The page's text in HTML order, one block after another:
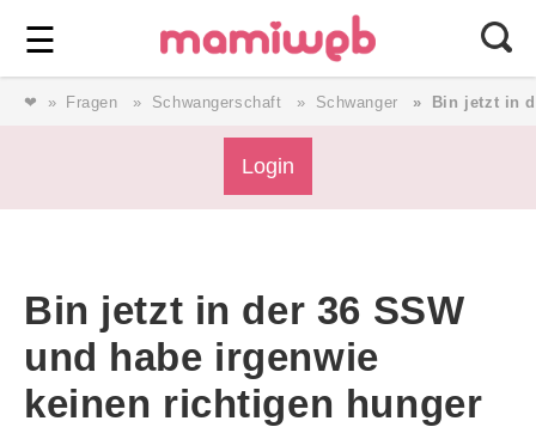
☰ ⎯ Wir lieben Familie ⎯
❤ Fragen Schwangerschaft Schwanger Bin jetzt in
Login
Bin jetzt in der 36 SSW
und habe irgenwie
keinen richtigen hunger
Forum
Service